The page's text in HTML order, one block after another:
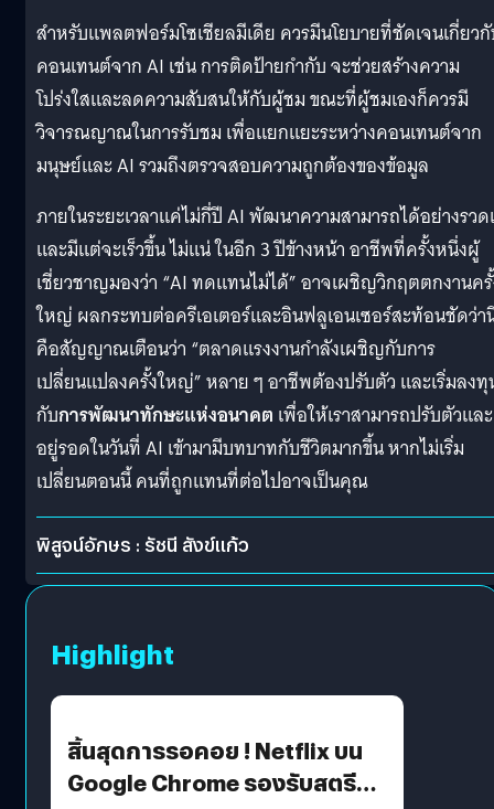
สำหรับแพลตฟอร์มโซเชียลมีเดีย ควรมีนโยบายที่ชัดเจนเกี่ยว
คอนเทนต์จาก AI เช่น การติดป้ายกำกับ จะช่วยสร้างความ
โปร่งใสและลดความสับสนให้กับผู้ชม ขณะที่ผู้ชมเองก็ควรมี
วิจารณญาณในการรับชม เพื่อแยกแยะระหว่างคอนเทนต์จาก
มนุษย์และ AI รวมถึงตรวจสอบความถูกต้องของข้อมูล
ภายในระยะเวลาแค่ไม่กี่ปี AI พัฒนาความสามารถได้อย่างรวด
และมีแต่จะเร็วขึ้น ไม่แน่ ในอีก 3 ปีข้างหน้า อาชีพที่ครั้งหนึ่งผู้
เชี่ยวชาญมองว่า “AI ทดแทนไม่ได้” อาจเผชิญวิกฤตตกงานค
ใหญ่ ผลกระทบต่อครีเอเตอร์และอินฟลูเอนเซอร์สะท้อนชัดว่า
คือสัญญาณเตือนว่า “ตลาดแรงงานกำลังเผชิญกับการ
เปลี่ยนแปลงครั้งใหญ่” หลาย ๆ อาชีพต้องปรับตัว และเริ่มลง
กับการพัฒนาทักษะแห่งอนาคต เพื่อให้เราสามารถปรับตัวและ
อยู่รอดในวันที่ AI เข้ามามีบทบาทกับชีวิตมากขึ้น หากไม่เริ่ม
เปลี่ยนตอนนี้ คนที่ถูกแทนที่ต่อไปอาจเป็นคุณ
พิสูจน์อักษร : รัชนี สังข์แก้ว
Highlight
สิ้นสุดการรอคอย ! Netflix บน
Google Chrome รองรับสตรีม